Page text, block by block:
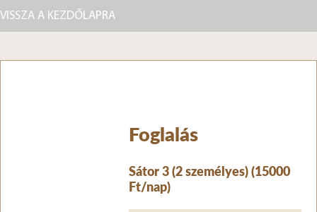
VISSZA A KEZDŐLAPRA
Foglalás
Sátor 3 (2 személyes) (15000
Ft/nap)